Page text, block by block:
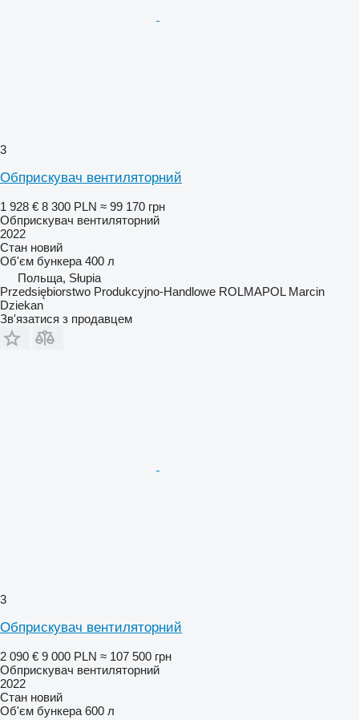
3
Обприскувач вентиляторний
1 928 € 8 300 PLN ≈ 99 170 грн
Обприскувач вентиляторний
2022
Стан новий
Об'єм бункера 400 л
Польща, Słupia
Przedsiębiorstwo Produkcyjno-Handlowe ROLMAPOL Marcin
Dziekan
Зв'язатися з продавцем
3
Обприскувач вентиляторний
2 090 € 9 000 PLN ≈ 107 500 грн
Обприскувач вентиляторний
2022
Стан новий
Об'єм бункера 600 л